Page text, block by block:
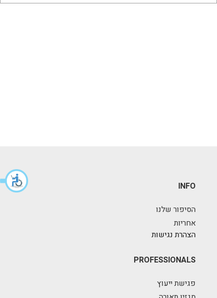
INFO
הסיפור שלנו
אחריות
הצהרת נגישות
PROFESSIONALS
פגישת ייעוץ